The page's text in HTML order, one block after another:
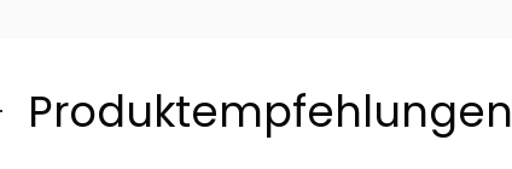
Produktempfehlungen